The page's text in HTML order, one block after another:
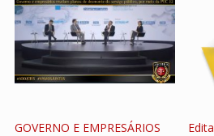
GOVERNO E EMPRESÁRIOS